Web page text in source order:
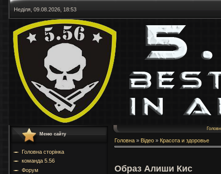
Неділя, 09.08.2026, 18:53
Меню сайту
Головна сторінка
команда 5.56
Форум
Головна » Відео » Красота и здоровье
Образ Алиши Кис